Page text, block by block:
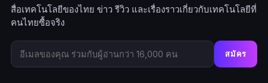
สื่อเทคโนโลยีของไทย ข่าว รีวิว และเรื่องราวเกี่ยวกับเทคโนโลยีที่
คนไทยซื้อจริง
สมัคร